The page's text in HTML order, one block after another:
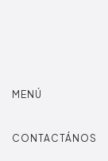
MENÚ
CONTACTÁNOS